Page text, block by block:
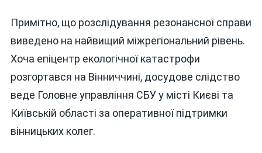
Примітно, що розслідування резонансної справи
виведено на найвищий міжрегіональний рівень.
Хоча епіцентр екологічної катастрофи
розгортався на Вінниччині, досудове слідство
веде Головне управління СБУ у місті Києві та
Київській області за оперативної підтримки
вінницьких колег.